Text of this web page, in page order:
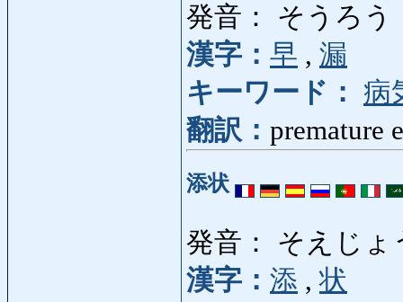
発音： そうろう
漢字： 早 , 漏
キーワード： 病
翻訳： premature
添状
発音： そえじょ
漢字： 添 ,状